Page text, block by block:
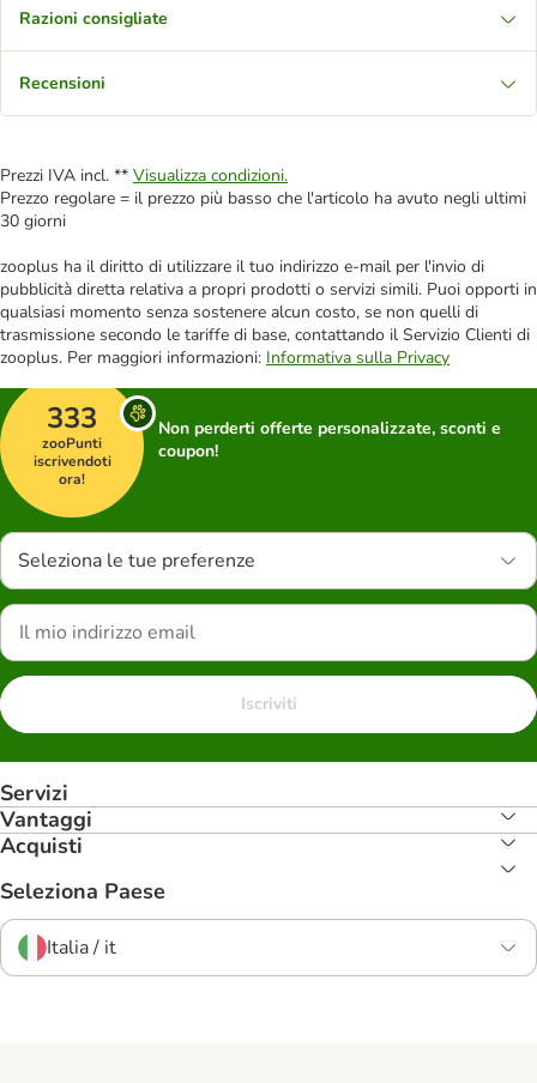
Razioni consigliate
Recensioni
Prezzi IVA incl. ** Visualizza condizioni.
Prezzo regolare = il prezzo più basso che l'articolo ha avuto negli ultimi
30 giorni
zooplus ha il diritto di utilizzare il tuo indirizzo e-mail per l'invio di
pubblicità diretta relativa a propri prodotti o servizi simili. Puoi opporti in
qualsiasi momento senza sostenere alcun costo, se non quelli di
trasmissione secondo le tariffe di base, contattando il Servizio Clienti di
zooplus. Per maggiori informazioni: Informativa sulla Privacy
333
zooPunti
iscrivendoti
ora!
Non perderti offerte personalizzate, sconti e
coupon!
Seleziona le tue preferenze
Iscriviti
Servizi
Vantaggi
Acquisti
Seleziona Paese
Italia / it